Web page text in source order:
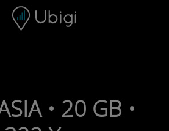
di navigazione
• 20 GB •